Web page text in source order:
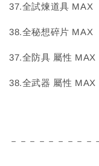
37.全試煉道具 MAX
38.全秘想碎片 MAX
37.全防具 屬性 MAX
38.全武器 屬性 MAX
－－－－－－－－－